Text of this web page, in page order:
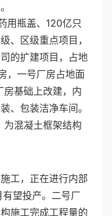
用瓶盖、120亿只
、区级重点项目，
的扩建项目，占地
，一号厂房占地面
房基础上改建，内
、包装洁净车间。
为混凝土框架结构
工，正在进行内部
望投产。二号厂
施工完成工程量的